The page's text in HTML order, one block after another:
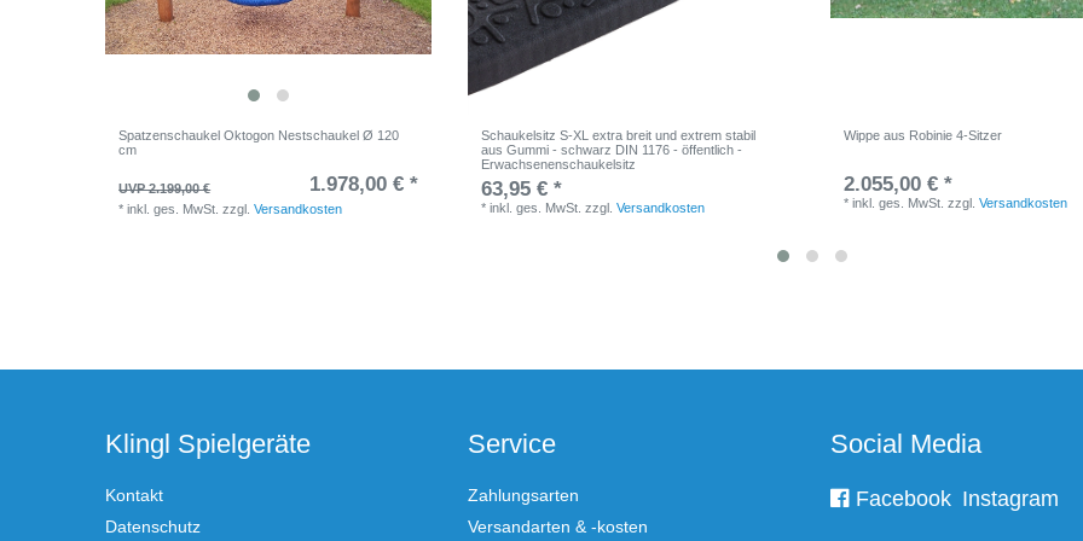
Spatzenschaukel Oktogon Nestschaukel Ø 120
cm
UVP 2.199,00 € 1.978,00 € *
*inkl. ges. MwSt. zzgl.Versandkosten
Schaukelsitz S-XL extra breit und extrem stabil
aus Gummi - schwarz DIN 1176 - öffentlich -
Erwachsenenschaukelsitz
63,95 € *
*inkl. ges. MwSt. zzgl.Versandkosten
Wippe aus Robinie 4-Sitzer
2.055,00 € *
*inkl. ges. MwSt. zzgl.Versandkosten
Klingl Spielgeräte
Kontakt
Datenschutz
Service
Zahlungsarten
Versandarten & -kosten
Social Media
Facebook Instagram